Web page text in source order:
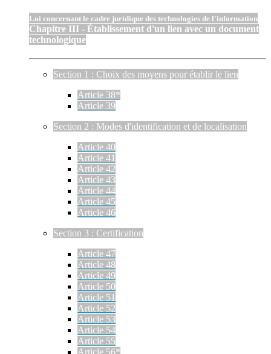
Loi concernant le cadre juridique des technologies de l'information
Chapitre III - Établissement d'un lien avec un document
technologique
Section 1 : Choix des moyens pour établir le lien
Article 38*
Article 39
Section 2 : Modes d'identification et de localisation
Article 40
Article 41
Article 42
Article 43
Article 44
Article 45
Article 46
Section 3 : Certification
Article 47
Article 48
Article 49
Article 50
Article 51
Article 52
Article 53
Article 54
Article 55